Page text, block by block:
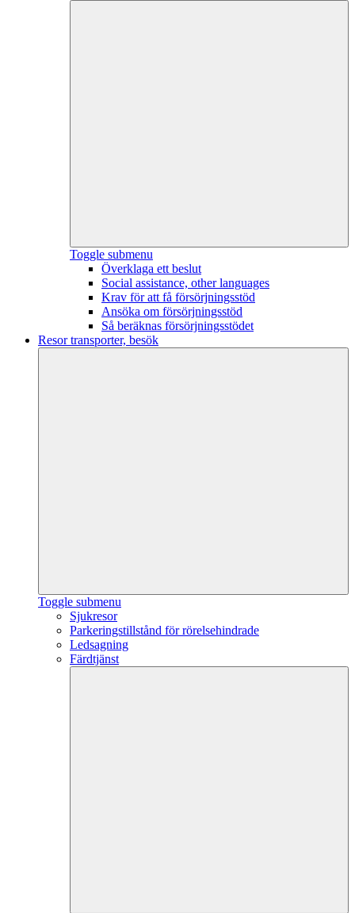
Toggle submenu
Överklaga ett beslut
Social assistance, other languages
Krav för att få försörjningsstöd
Ansöka om försörjningsstöd
Så beräknas försörjningsstödet
Resor transporter, besök
Toggle submenu
Sjukresor
Parkeringstillstånd för rörelsehindrade
Ledsagning
Färdtjänst